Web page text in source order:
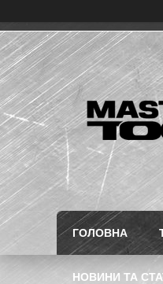
ГОЛОВНА
НОВИНИ ТА